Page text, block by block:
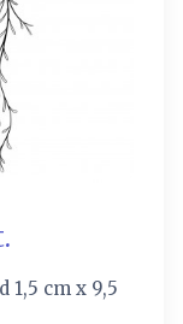
1,5 cm x 9,5